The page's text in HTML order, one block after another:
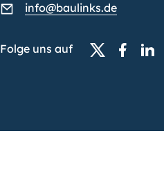
info@baulinks.de
Folge uns auf